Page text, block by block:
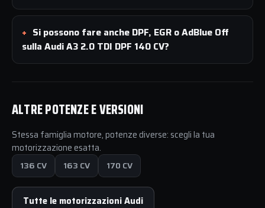
Si possono fare anche DPF, EGR o AdBlue Off
sulla Audi A3 2.0 TDI DPF 140 CV?
ALTRE POTENZE E VERSIONI
Stessa famiglia motore, potenze diverse: scegli la tua
motorizzazione esatta.
136 CV
163 CV 170 CV
Tutte le motorizzazioni Audi